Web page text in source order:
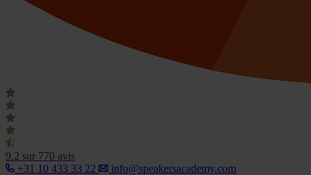
9.2 sur 770 avis
+31 10 433 33 22
info@speakersacademy.com